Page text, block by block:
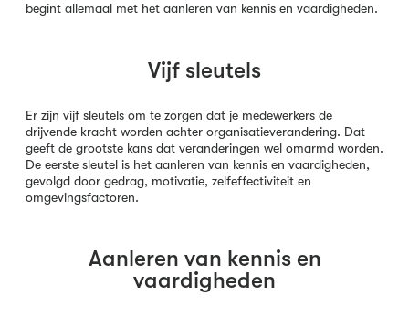
begint allemaal met het aanleren van kennis en vaardigheden.
Vijf sleutels
Er zijn vijf sleutels om te zorgen dat je medewerkers de
drijvende kracht worden achter organisatieverandering. Dat
geeft de grootste kans dat veranderingen wel omarmd worden.
De eerste sleutel is het aanleren van kennis en vaardigheden,
gevolgd door gedrag, motivatie, zelfeffectiviteit en
omgevingsfactoren.
Aanleren van kennis en
vaardigheden